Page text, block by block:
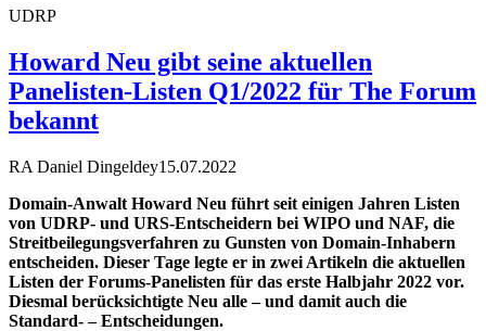
UDRP
Howard Neu gibt seine aktuellen
Panelisten-Listen Q1/2022 für The Forum
bekannt
RA Daniel Dingeldey15.07.2022
Domain-Anwalt Howard Neu führt seit einigen Jahren Listen
von UDRP- und URS-Entscheidern bei WIPO und NAF, die
Streitbeilegungsverfahren zu Gunsten von Domain-Inhabern
entscheiden. Dieser Tage legte er in zwei Artikeln die aktuellen
Listen der Forums-Panelisten für das erste Halbjahr 2022 vor.
Diesmal berücksichtigte Neu alle – und damit auch die
Standard- – Entscheidungen.